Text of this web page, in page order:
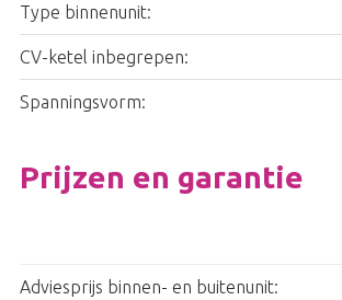
Type binnenunit:
CV-ketel inbegrepen:
Spanningsvorm:
Prijzen en garantie
Adviesprijs binnen- en buitenunit: